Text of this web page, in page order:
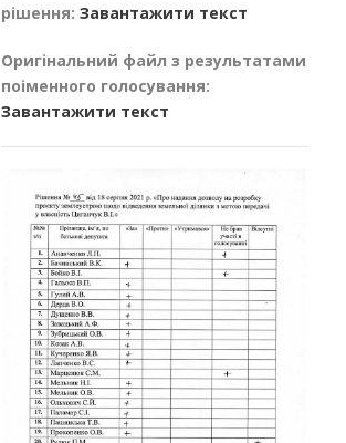
рішення: Завантажити текст
Оригінальний файл з результатами
поіменного голосування:
Завантажити текст